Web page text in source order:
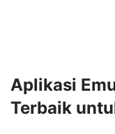
Aplikasi
Terbaik